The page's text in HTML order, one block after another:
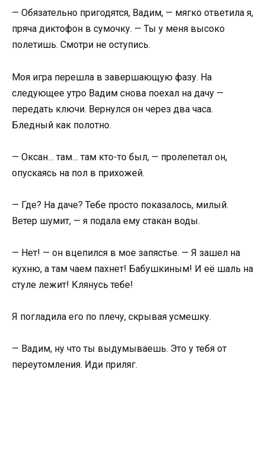
— Обязательно пригодятся, Вадим, — мягко ответила я,
пряча диктофон в сумочку. — Ты у меня высоко
полетишь. Смотри не оступись.
Моя игра перешла в завершающую фазу. На
следующее утро Вадим снова поехал на дачу —
передать ключи. Вернулся он через два часа.
Бледный как полотно.
— Оксан… там… там кто-то был, — пролепетал он,
опускаясь на пол в прихожей.
— Где? На даче? Тебе просто показалось, милый.
Ветер шумит, — я подала ему стакан воды.
— Нет! — он вцепился в мое запястье. — Я зашел на
кухню, а там чаем пахнет! Бабушкиным! И её шаль на
стуле лежит! Клянусь тебе!
Я погладила его по плечу, скрывая усмешку.
— Вадим, ну что ты выдумываешь. Это у тебя от
переутомления. Иди приляг.